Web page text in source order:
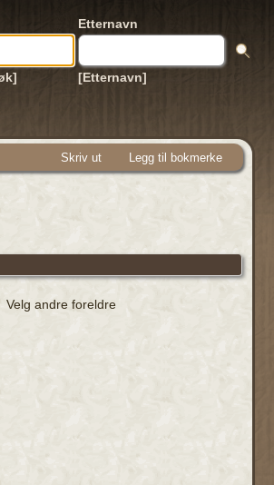
Etternavn
[Etternavn]
Skriv ut Legg til bokmerke
Velg andre foreldre